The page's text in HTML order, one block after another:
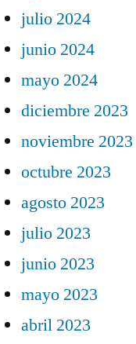
julio 2024
junio 2024
mayo 2024
diciembre 2023
noviembre 2023
octubre 2023
agosto 2023
julio 2023
junio 2023
mayo 2023
abril 2023